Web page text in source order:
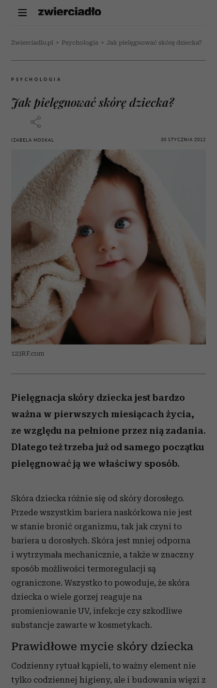
Zwierciadlo.pl > Psychologia > Jak pielęgnować skórę dziecka?
PSYCHOLOGIA
Jak pielęgnować skórę dziecka?
IZABELA MOSKAL 30 STYCZNIA 2012
123RF.com
Pielęgnacja skóry dziecka jest bardzo
ważna w pierwszych miesiącach życia,
ze względu na pełnione przez nią zadania.
Dlatego też trzeba już od samego początku
pielęgnować ją we właściwy sposób.
Skóra dziecka różnie się od skóry dorosłego.
Przede wszystkim bariera naskórkowa nie jest
w stanie bronić organizmu, tak jak czyni to
bariera u dorosłych. Skóra jest mniej odporna
i wytrzymała mechanicznie, a także w znaczny
sposób możliwości termoregulacji są
ograniczone. Wszystko to powoduje, że skóra
dziecka o wiele gorzej reaguje na
promieniowanie UV, infekcje czy szkodliwe
substancje zawarte w kosmetykach.
Prawidłowe mycie skóry dziecka
Codzienny rytuał kąpieli, to ważny element nie
tylko codziennej higieny, ale i budowania więzi z